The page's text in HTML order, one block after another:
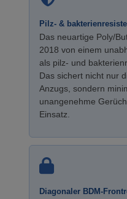
Pilz- &
Das neuartige Poly/
2018 von einem
als pilz- und
Das sichert nicht nur
Anzugs, sondern
unangenehme
Einsatz.
Diagonaler BDM-